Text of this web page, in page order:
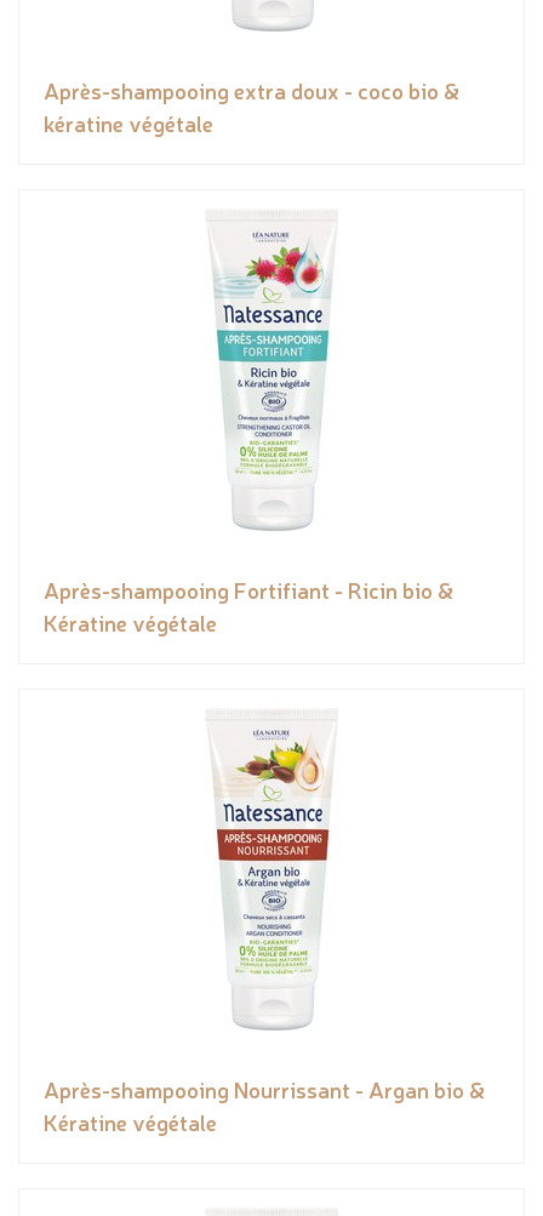
Après-shampooing extra doux - coco bio &
kératine végétale
Après-shampooing Fortifiant - Ricin bio &
Kératine végétale
Après-shampooing Nourrissant - Argan bio &
Kératine végétale